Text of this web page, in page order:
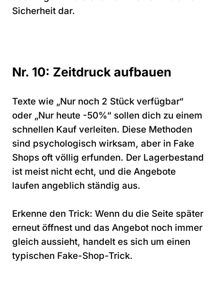
Sicherheit dar.
Nr. 10: Zeitdruck aufbauen
Texte wie „Nur noch 2 Stück verfügbar“
oder „Nur heute -50%“ sollen dich zu einem
schnellen Kauf verleiten. Diese Methoden
sind psychologisch wirksam, aber in Fake
Shops oft völlig erfunden. Der Lagerbestand
ist meist nicht echt, und die Angebote
laufen angeblich ständig aus.
Erkenne den Trick: Wenn du die Seite später
erneut öffnest und das Angebot noch immer
gleich aussieht, handelt es sich um einen
typischen Fake-Shop-Trick.